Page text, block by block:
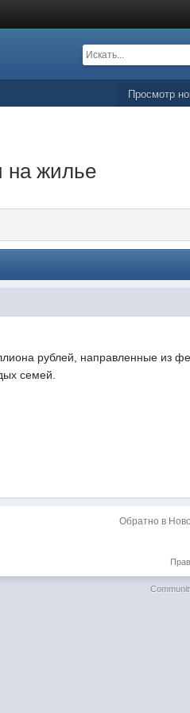
Просмотр
на жилье
рублей, направленные из
семей.
Обратно в